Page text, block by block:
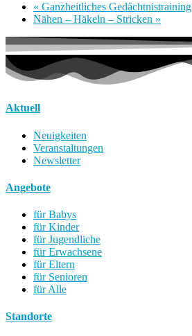
« Ganzheitliches Gedächtnistraining
Nähen – Häkeln – Stricken »
Aktuell
Neuigkeiten
Veranstaltungen
Newsletter
Angebote
für Babys
für Kinder
für Jugendliche
für Erwachsene
für Eltern
für Senioren
für Alle
Standorte